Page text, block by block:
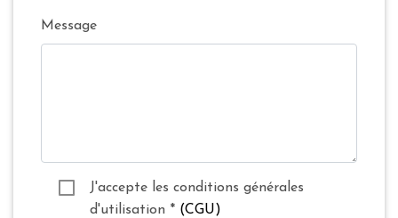
Message
J'accepte les conditions générales
d'utilisation * (CGU)